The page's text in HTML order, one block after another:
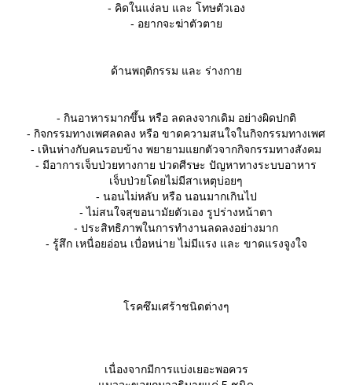
ความสำคัญ : เนื่องจากทำหน้าที่ในการกระตุ้น หรือ ยับยั้งการทำงา
ต่ก็เชื่อกันว่า ผู้ป่วยโรคซึมเศร้า และ ไบโพล่าร์(ระยะซึมเศร้า) มีร
สื่อประสาท นอร์อิพิเนฟรีน ต่ำด้วยเช่นกัน
การดูแล : การทานอาหารที่มีโปรตีน จะช่วยเพิ่มระดับของ นอร์อิฟิ
หน้าที่ของสาร : มีส่วนในการกระตุ้น ทั้งในส่วนของร่างกาย และ ส
ต่จะยับยั้งการเต้นของหัวใจให้ช้าลง ในขณะที่ นอร์อิฟิเนฟรีน จะก
- คิดในแง่ลบ และ โทษตัวเอง
- อยากจะฆ่าตัวตา
ด้านพฤติกรรม และ ร่างกา
- กินอาหารมากขึ้น หรือ ลดลงจากเดิม อย่างผิดปกติ
- กิจกรรมทางเพศลดลง หรือ ขาดความสนใจในกิจกรรมทางเพศ
- เหินห่างกับคนรอบข้าง พยายามแยกตัวจากกิจกรรมทางสังคม
- มีอาการเจ็บป่วยทางกาย ปวดศีรษะ ปัญหาทางระบบอาหาร
เจ็บป่วยโดยไม่มีสาเหตุบ่อยๆ
- นอนไม่หลับ หรือ นอนมากเกินไป
- ไม่สนใจสุขอนามัยตัวเอง รูปร่างหน้าตา
- ประสิทธิภาพในการทำงานลดลงอย่างมาก
- รู้สึก เหนื่อยอ่อน เบื่อหน่าย ไม่มีแรง และ ขาดแรงจูงใจ
รคซึมเศร้าชนิดต่างๆ
เนื่องจากมีการแบ่งเยอะพอควร